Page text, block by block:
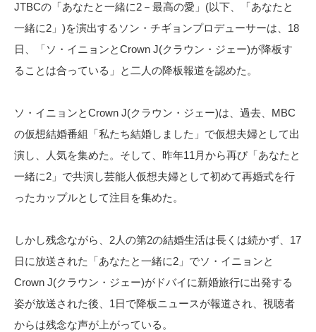
JTBCの「あなたと一緒に2－最高の愛」(以下、「あなたと
一緒に2」)を演出するソン・チギョンプロデューサーは、18
日、「ソ・イニョンとCrown J(クラウン・ジェー)が降板す
ることは合っている」と二人の降板報道を認めた。
ソ・イニョンとCrown J(クラウン・ジェー)は、過去、MBC
の仮想結婚番組「私たち結婚しました」で仮想夫婦として出
演し、人気を集めた。そして、昨年11月から再び「あなたと
一緒に2」で共演し芸能人仮想夫婦として初めて再婚式を行
ったカップルとして注目を集めた。
しかし残念ながら、2人の第2の結婚生活は長くは続かず、17
日に放送された「あなたと一緒に2」でソ・イニョンと
Crown J(クラウン・ジェー)がドバイに新婚旅行に出発する
姿が放送された後、1日で降板ニュースが報道され、視聴者
からは残念な声が上がっている。